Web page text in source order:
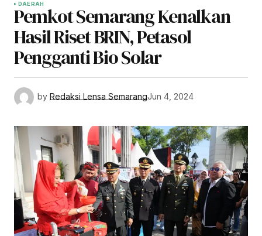
DAERAH
Pemkot Semarang Kenalkan
Hasil Riset BRIN, Petasol
Pengganti Bio Solar
by Redaksi Lensa SemarangJun 4, 2024